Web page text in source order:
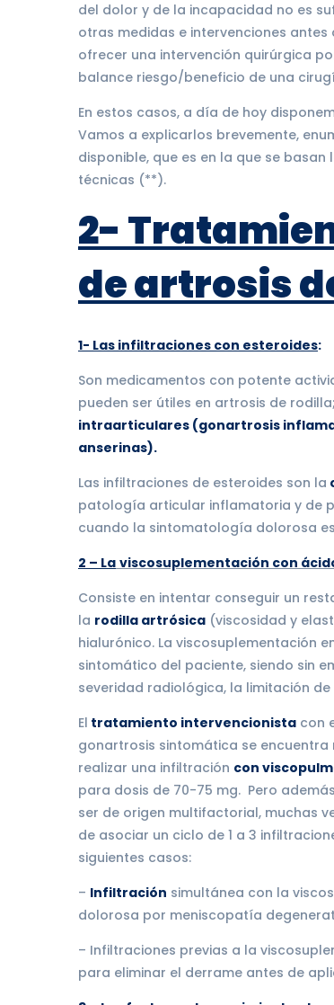
del dolor y de la incapacidad no es
otras medidas e intervenciones
ofrecer una intervención quirúrgica
balance riesgo/beneficio de una
En estos casos, a día de hoy
Vamos a explicarlos brevemente,
disponible, que es en la que se
técnicas (**).
2-
de artrosis
1- Las infiltraciones con esteroides:
Son medicamentos con potente
pueden ser útiles en artrosis de
intraarticulares (gonartrosis
anserinas).
Las infiltraciones de esteroides son la
patología articular inflamatoria y de
cuando la sintomatología dolorosa
2 – La viscosuplementación con
Consiste en intentar conseguir un
la rodilla artrósica (viscosidad y
hialurónico. La viscosuplementación
sintomático del paciente, siendo sin
severidad radiológica, la limitación
El tratamiento intervencionista con
gonartrosis sintomática se
realizar una infiltración con
para dosis de 70-75 mg. Pero
ser de origen multifactorial, muchas
de asociar un ciclo de 1 a 3
siguientes casos:
– Infiltración simultánea con la
dolorosa por meniscopatía
– Infiltraciones previas a la
para eliminar el derrame antes de